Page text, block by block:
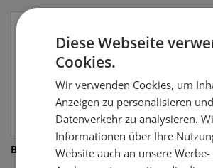
Braulio
Diese Webseite
Cookies.
Wir verwenden Cookies, um
Anzeigen zu personalisieren
Datenverkehr zu analysieren.
Informationen über Ihre
Website auch an unsere